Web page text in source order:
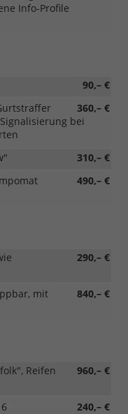
mit
Info-Profile
90,– €
360,– €
bei
310,– €
490,– €
290,– €
840,– €
mit
960,– €
Reifen
240,– €